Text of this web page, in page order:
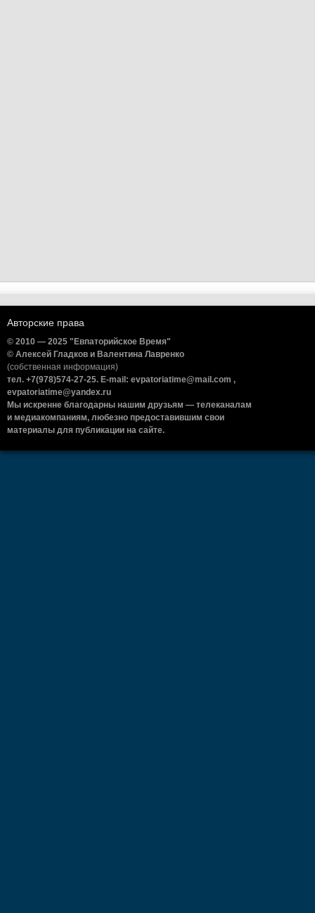
Авторские права
© 2010 — 2025 "Евпаторийское Время"
© Алексей Гладков и Валентина Лавренко
(собственная информация)
тел. +7(978)574-27-25. E-mail: evpatoriatime@mail.com ,
evpatoriatime@yandex.ru
Мы искренне благодарны нашим друзьям — телеканалам
и медиакомпаниям, любезно предоставившим свои
материалы для публикации на сайте.